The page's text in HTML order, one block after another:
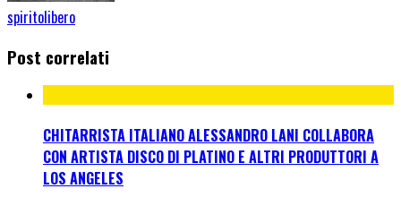
spiritolibero
Post correlati
CHITARRISTA ITALIANO ALESSANDRO LANI COLLABORA
CON ARTISTA DISCO DI PLATINO E ALTRI PRODUTTORI A
LOS ANGELES